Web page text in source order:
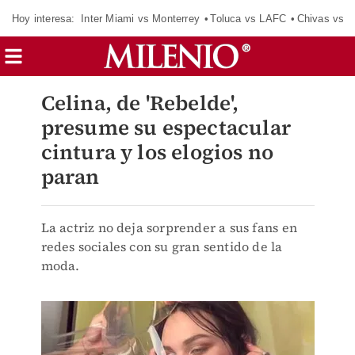
Hoy interesa: Inter Miami vs Monterrey Toluca vs LAFC Chivas vs
Celina, de 'Rebelde',
presume su espectacular
cintura y los elogios no
paran
La actriz no deja sorprender a sus fans en
redes sociales con su gran sentido de la
moda.